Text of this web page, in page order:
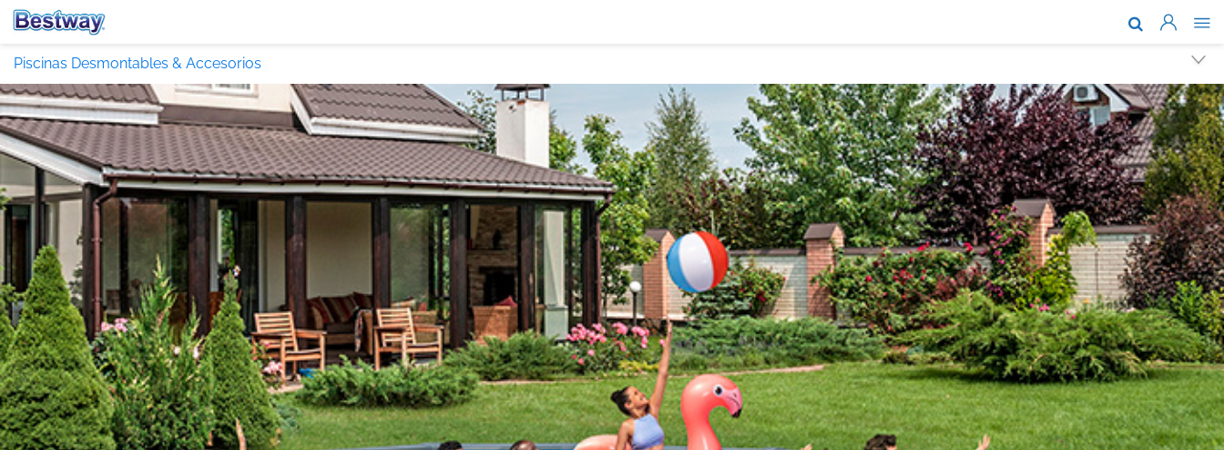
Soporte
Dónde comprar
Noticias
Trabaja con nosotros
Piscinas Desmontables & Accesorios